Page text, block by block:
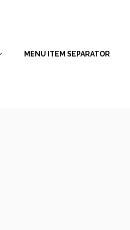
MENU ITEM SEPARATOR